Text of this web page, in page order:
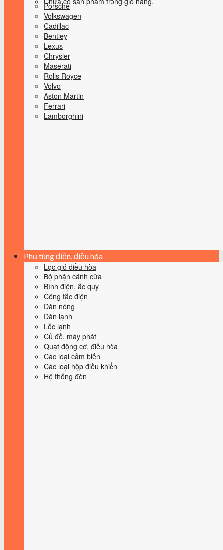
Porsche
Volkswagen
Cadillac
Bentley
Lexus
Chrysler
Maserati
Rolls Royce
Volvo
Aston Martin
Ferrari
Lamborghini
Phụ tùng điện, điều hòa
Lọc gió điều hòa
Bộ phận cánh cửa
Bình điện, ắc quy
Công tắc điện
Dàn nóng
Dàn lạnh
Lốc lạnh
Củ đề, máy phát
Quạt động cơ, điều hòa
Các loại cảm biến
Các loại hộp điều khiển
Hệ thống đèn